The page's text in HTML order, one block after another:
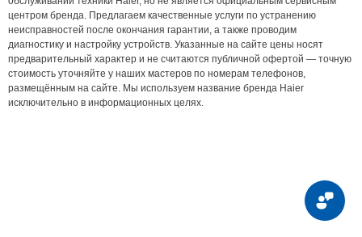
центром бренда. Предлагаем качественные услуги по устранению
неисправностей после окончания гарантии, а также проводим
диагностику и настройку устройств. Указанные на сайте цены носят
предварительный характер и не считаются публичной офертой — точную
стоимость уточняйте у наших мастеров по номерам телефонов,
размещённым на сайте. Мы используем название бренда Haier
исключительно в информационных целях.